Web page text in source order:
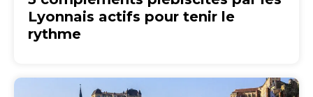
Lyonnais actifs pour tenir le
rythme